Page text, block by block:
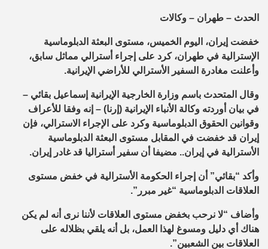
الحدث – طهران – وكالات
خفضت إيران، اليوم الخميس، مستوى البعثة الدبلوماسية
الإسترالية في طهران، كرد على إجراء أسترالي مماثل سابق،
وأعلنت مغادرة السفير الأسترالي للأراضي الإيرانية.
وقال المتحدث باسم وزارة الخارجية الإيرانية إسماعيل بقائي –
في بيان أوردته وكالة الأنباء الإيرانية (إرنا) – إنه وفقا للأعراف
وقوانين الحقوق الدبلوماسية وكرد على الإجراء الاسترالي، فإن
إيران قد خفضت في المقابل مستوى البعثة الدبلوماسية
الأسترالية في إيران.. مضيفا أن سفير أستراليا قد غادر إيران.
وأكد “بقائي” أن إجراء الحكومة الأسترالية في خفض مستوى
العلاقات الدبلوماسية “غير مبرر”.
وأضاف “لا نرحب بخفض مستوى العلاقات لأننا نرى أنه لم يكن
هناك أي دليل ومسوغ لهذا العمل، بل أنه يلقي بظلاله على
العلاقات بين الشعبين”.